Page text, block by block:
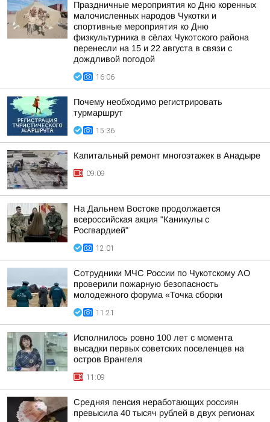
Праздничные мероприятия ко Дню коренных
малочисленных народов Чукотки и
спортивные мероприятия ко Дню
физкультурника в сёлах Чукотского района
перенесли на 15 и 22 августа в связи с
дождливой погодой
16:06
Почему необходимо регистрировать
турмаршрут
15:36
Капитальный ремонт многоэтажек в Анадыре
09:09
На Дальнем Востоке продолжается
всероссийская акция "Каникулы с
Росгвардией"
12:01
Сотрудники МЧС России по Чукотскому АО
проверили пожарную безопасность
молодежного форума «Точка сборки
11:21
Исполнилось ровно 100 лет с момента
высадки первых советских поселенцев на
остров Врангеля
11:09
Средняя пенсия неработающих россиян
превысила 40 тысяч рублей в двух регионах